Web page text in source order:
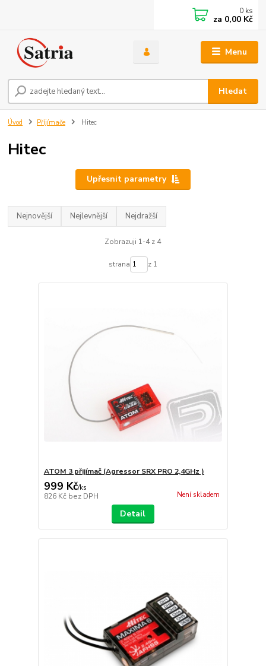
Menu
Hledat
0 ks
za 0,00 Kč
Úvod Příjímače Hitec
Hitec
Upřesnit parametry
Nejnovější Nejlevnější Nejdražší
Zobrazuji 1-4 z 4
strana z 1
ATOM 3 přijímač (Agressor SRX PRO 2,4GHz )
999 Kč/ks
826 Kč bez DPH Není skladem
Detail